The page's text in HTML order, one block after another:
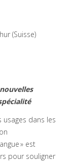
(Suisse)
usages dans les
» est
pour souligner